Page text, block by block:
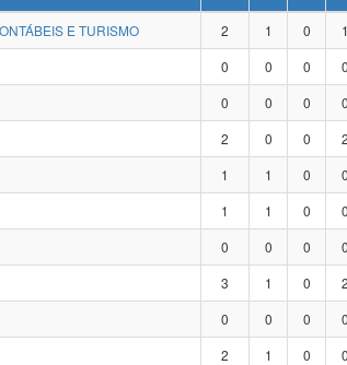
E TURISMO
2 1 0 1
0 0 0 0
0 0 0 0
2 0 0 2
1 1 0 0
1 1 0 0
0 0 0 0
3 1 0 2
0 0 0 0
2 1 0 0